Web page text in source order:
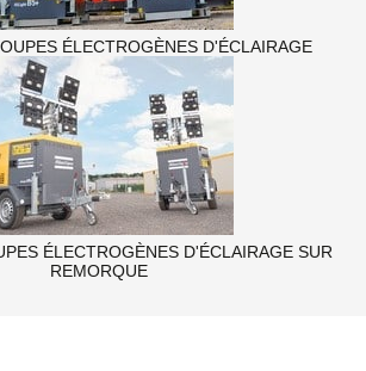
ÉLECTROGÈNES D'ÉCLAIRAGE
ÉLECTROGÈNES D'ÉCLAIRAGE SUR
REMORQUE